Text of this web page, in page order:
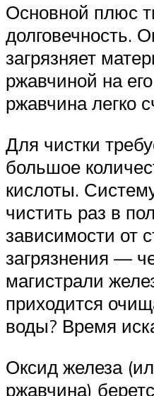
Основной плюс
долговечность.
загрязняет
ржавчиной на
ржавчина легко
Для чистки
большое
кислоты.
чистить раз в
зависимости от
загрязнения —
магистрали
приходится
воды? Время
Оксид железа
ржавчина)